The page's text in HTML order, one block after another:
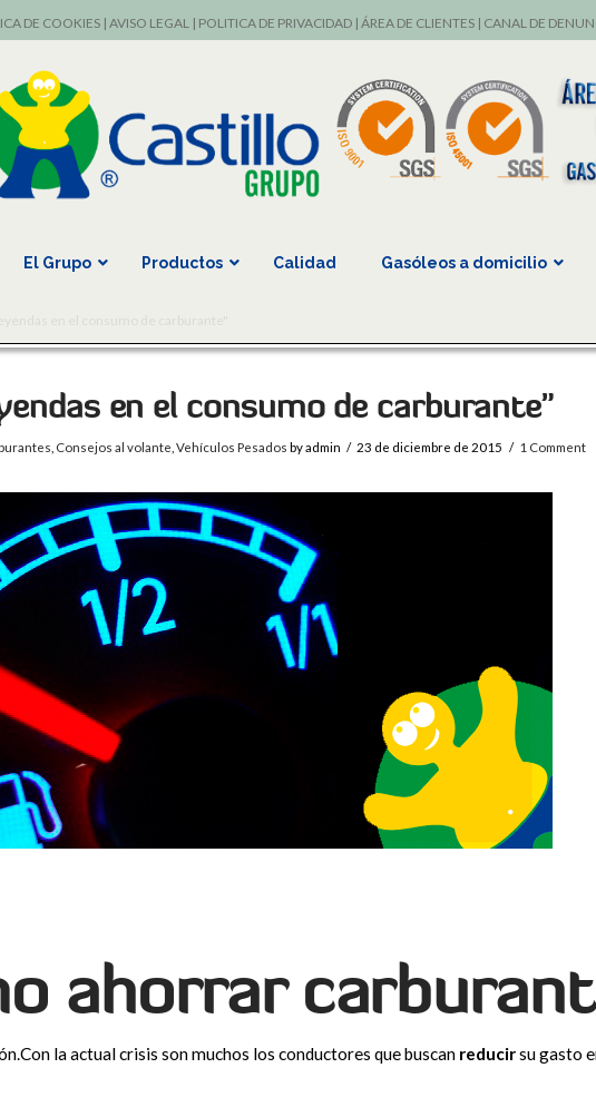
DE COOKIES| AVISO LEGAL| POLITICA DE PRIVACIDAD| ÁREA DE CLIENTES| CANAL DE
El Grupo Productos Calidad Gasóleos a domicilio
en el consumo de carburante”
Consejos al volante Vehículos Pesados by admin 23 de diciembre de 2015 1 Comment
ahorrar
la actual crisis son muchos los conductores que buscan reducirsu gasto